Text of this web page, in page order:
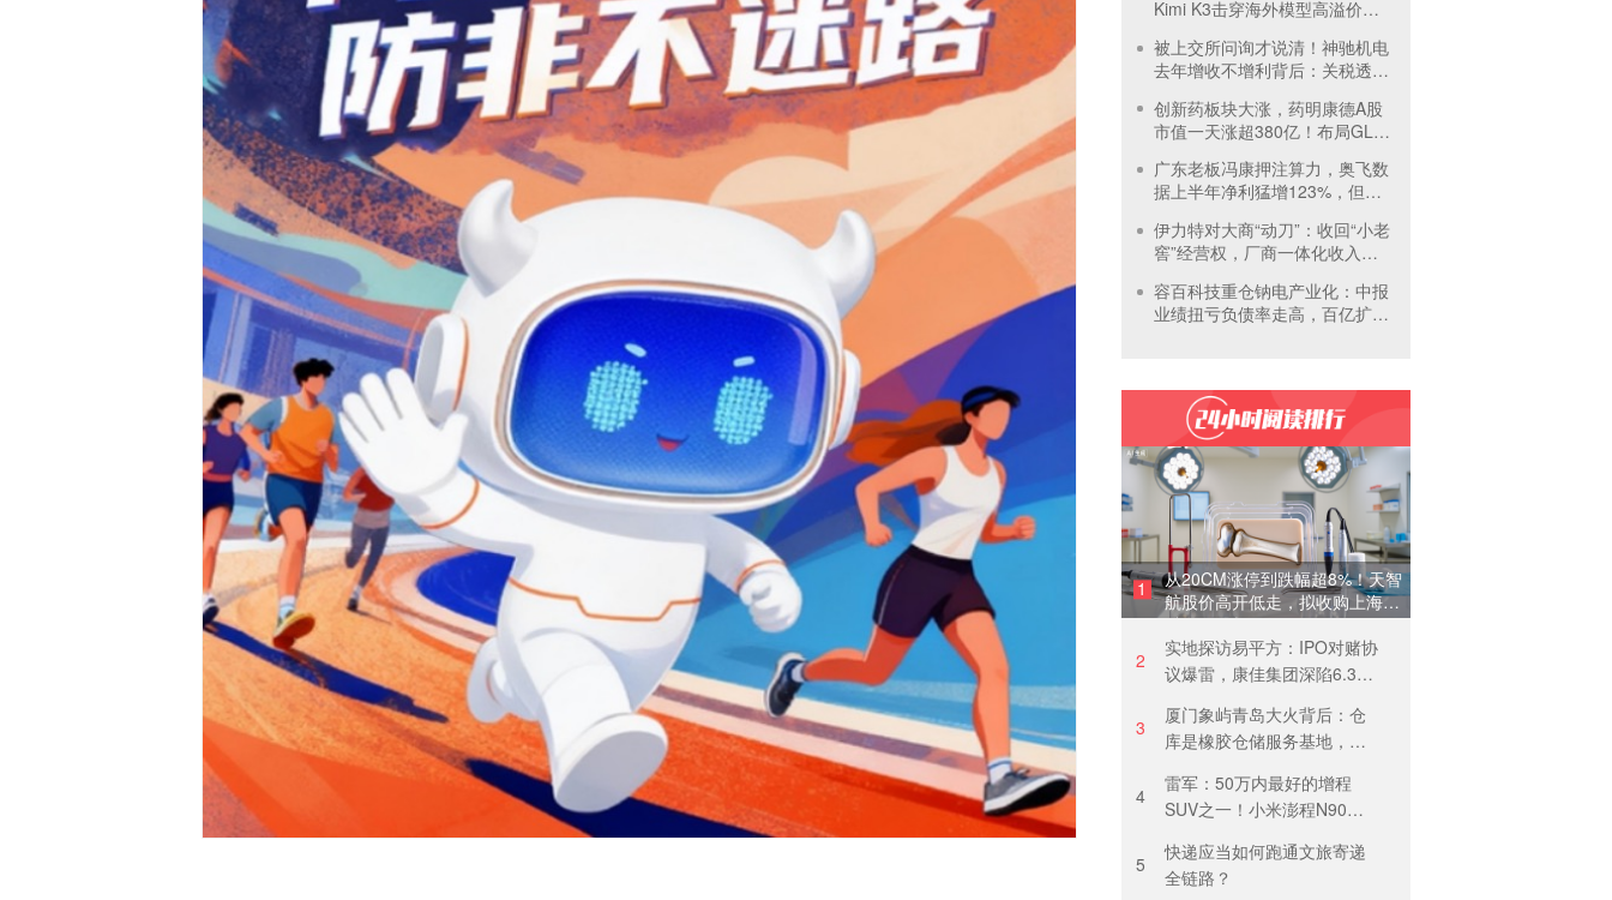
Kimi K3击穿海外模型高溢价壁
被上交所问询才说清！神驰机电
去年增收不增利背后：关税透支
创新药板块大涨，药明康德A股
市值一天涨超380亿！布局GLP-
广东老板冯康押注算力，奥飞数
据上半年净利猛增123%，但总
伊力特对大商“动刀”：收回“小老
窖”经营权，厂商一体化收入全
容百科技重仓钠电产业化：中报
业绩扭亏负债率走高，百亿扩产
1
从20CM涨停到跌幅超8%！天智
航股价高开低走，拟收购上海骨
科62%股权
2
实地探访易平方：IPO对赌协
议爆雷，康佳集团深陷6.37
3
厦门象屿青岛大火背后：仓
库是橡胶仓储服务基地，当
进行安全管理培训
4
雷军：50万内最好的增程
SUV之一！小米澎程N90
制YU7热度？
5
快递应当如何跑通文旅寄递
全链路？